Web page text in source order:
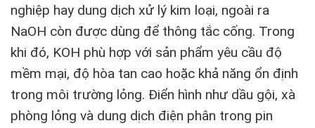
nghiệp hay dung dịch xử lý kim loại, ngoài ra
NaOH còn được dùng để thông tắc cống. Trong
khi đó, KOH phù hợp với sản phẩm yêu cầu độ
mềm mại, độ hòa tan cao hoặc khả năng ổn định
trong môi trường lỏng. Điển hình như dầu gội, xà
phòng lỏng và dung dịch điện phân trong pin